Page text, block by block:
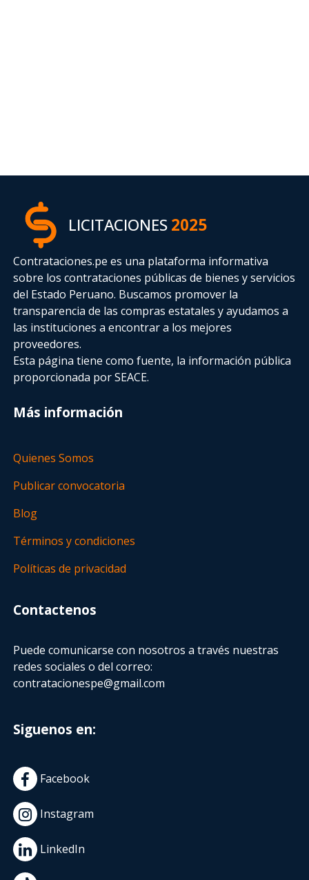
LICITACIONES2025
Contrataciones.pe es una plataforma informativa
sobre los contrataciones públicas de bienes y servicios
del Estado Peruano. Buscamos promover la
transparencia de las compras estatalesy ayudamos a
las instituciones a encontrar a los mejores
proveedores.
Esta página tiene como fuente, la información pública
proporcionada por SEACE.
Más información
Quienes Somos
Publicar convocatoria
Blog
Términos y condiciones
Políticas de privacidad
Contactenos
Puede comunicarse con nosotros a través nuestras
redes sociales o del correo:
contratacionespe@gmail.com
Siguenos en:
Facebook
Instagram
LinkedIn